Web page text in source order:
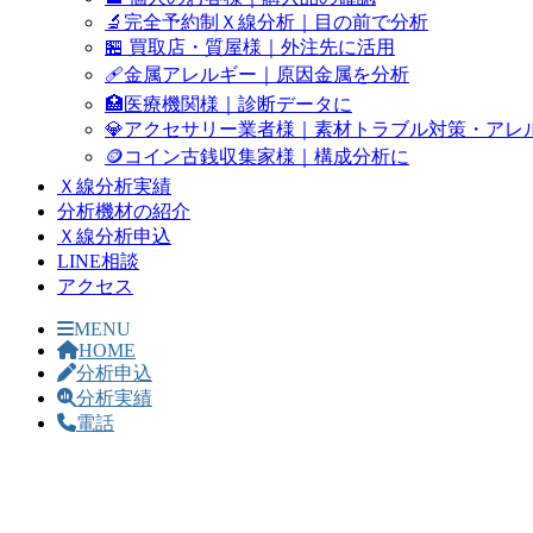
🔬完全予約制Ｘ線分析｜目の前で分析
🏪 買取店・質屋様｜外注先に活用
🩹金属アレルギー｜原因金属を分析
🏥医療機関様｜診断データに
💎アクセサリー業者様｜素材トラブル対策・アレ
🪙コイン古銭収集家様｜構成分析に
Ｘ線分析実績
分析機材の紹介
Ｘ線分析申込
LINE相談
アクセス
MENU
HOME
分析申込
分析実績
電話